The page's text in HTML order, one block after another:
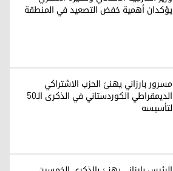
يؤكدان أهمية خفض التصعيد في المنطقة
مسرور بارزاني يهنئ الحزب الاشتراكي
الديمقراطي الكوردستاني في الذكرى الـ50
لتأسيسه